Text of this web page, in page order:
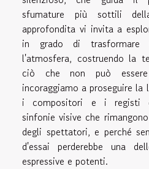
sfumature più sottili
approfondita vi invita a
in grado di trasformare
l'atmosfera, costruendo la
ciò che non può
incoraggiamo a proseguire
i compositori e i registi
sinfonie visive che
degli spettatori, e perché
d'essai perderebbe una
espressive e potenti.